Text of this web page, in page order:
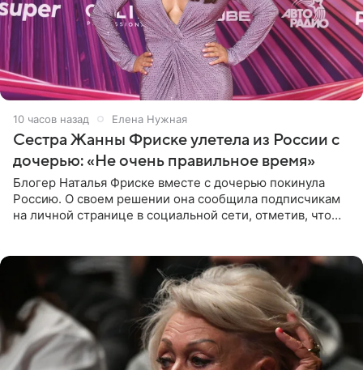
10 часов назад Елена Нужная
Сестра Жанны Фриске улетела из России с
дочерью: «Не очень правильное время»
Блогер Наталья Фриске вместе с дочерью покинула
Россию. О своем решении она сообщила подписчикам
на личной странице в социальной сети, отметив, что